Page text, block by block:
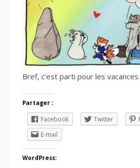
Bref, c’est parti pour les vacances
Partager :
Facebook Twitter
E-mail
WordPress: